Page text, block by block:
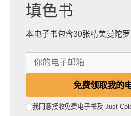
填色书
本电子书包含30张精美曼陀
邮
免费领取我的
我同意接收免费电子书及 Just